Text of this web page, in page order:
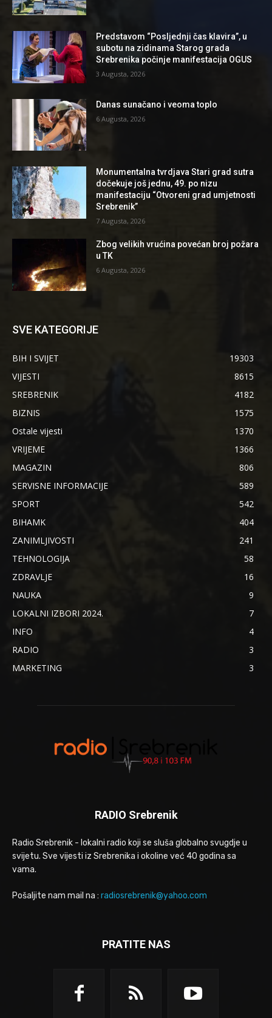
Predstavom “Posljednji čas klavira”, u
subotu na zidinama Starog grada
Srebrenika počinje manifestacija OGUS
3 Augusta, 2026
Danas sunačano i veoma toplo
6 Augusta, 2026
Monumentalna tvrdjava Stari grad sutra
dočekuje još jednu, 49. po nizu
manifestaciju “Otvoreni grad umjetnosti
Srebrenik”
7 Augusta, 2026
Zbog velikih vrućina povećan broj požara
u TK
6 Augusta, 2026
SVE KATEGORIJE
BIH I SVIJET
19303
VIJESTI
8615
SREBRENIK
4182
BIZNIS
1575
Ostale vijesti
1370
VRIJEME
1366
MAGAZIN
806
SERVISNE INFORMACIJE
589
SPORT
542
BIHAMK
404
ZANIMLJIVOSTI
241
TEHNOLOGIJA
58
ZDRAVLJE
16
NAUKA
9
LOKALNI IZBORI 2024.
7
INFO
4
RADIO
3
MARKETING
3
RADIO Srebrenik
Radio Srebrenik - lokalni radio koji se sluša globalno svugdje u
svijetu. Sve vijesti iz Srebrenika i okoline već 40 godina sa
vama.
Pošaljite nam mail na : radiosrebrenik@yahoo.com
PRATITE NAS